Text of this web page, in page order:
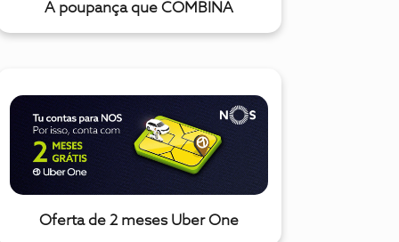
A poupança que COMBINA
Oferta de 2 meses Uber One